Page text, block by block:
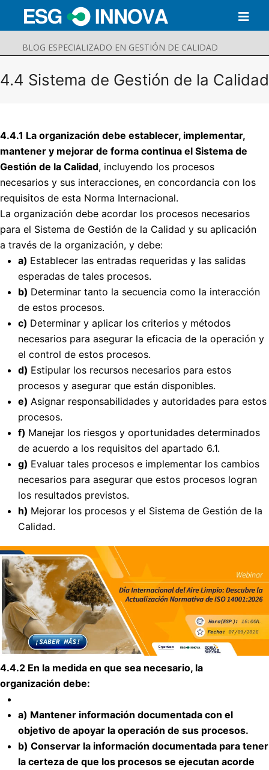
BLOG ESPECIALIZADO EN GESTIÓN DE CALIDAD
Buscar Enviar
4.4 Sistema de Gestión de la Calidad
4.4.1 La organización debe establecer, implementar,
mantener y mejorar de forma continua el Sistema de
Gestión de la Calidad, incluyendo los procesos
necesarios y sus interacciones, en concordancia con los
requisitos de esta Norma Internacional.
La organización debe acordar los procesos necesarios
para el Sistema de Gestión de la Calidad y su aplicación
a través de la organización, y debe:
a) Establecer las entradas requeridas y las salidas
esperadas de tales procesos.
b) Determinar tanto la secuencia como la interacción
de estos procesos.
c) Determinar y aplicar los criterios y métodos
necesarios para asegurar la eficacia de la operación y
el control de estos procesos.
d) Estipular los recursos necesarios para estos
procesos y asegurar que están disponibles.
e) Asignar responsabilidades y autoridades para estos
procesos.
f) Manejar los riesgos y oportunidades determinados
de acuerdo a los requisitos del apartado 6.1.
g) Evaluar tales procesos e implementar los cambios
necesarios para asegurar que estos procesos logran
los resultados previstos.
h) Mejorar los procesos y el Sistema de Gestión de la
Calidad.
4.4.2 En la medida en que sea necesario, la
organización debe:
a) Mantener información documentada con el
objetivo de apoyar la operación de sus procesos.
b) Conservar la información documentada para tener
la certeza de que los procesos se ejecutan acorde